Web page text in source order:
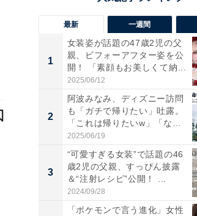
最新 一週間
1
女装姿が話題の47歳2児の父
親、ビフォーアフター姿を公
開！ 「素顔もお美しくて納...
2025/06/12
2
阿波みなみ、ディズニー訪問
も「ガチで帰りたい」吐露。
「これは帰りたいw」「なん
ち...
2025/06/19
3
“可愛すぎる女装”で話題の46
歳2児の父親、すっぴん披露
＆“注射レシピ”公開！ ...
2024/09/28
「ポケモンで言う進化」女性